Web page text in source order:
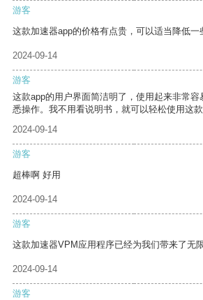
游客
这款加速器app的价格有点贵，可以适当降低一
2024-09-14
游客
这款app的用户界面简洁明了，使用起来非常
悉操作。我不用看说明书，就可以轻松使用这款
2024-09-14
游客
超棒啊 好用
2024-09-14
游客
这款加速器VPM应用程序已经为我们带来了无
2024-09-14
游客